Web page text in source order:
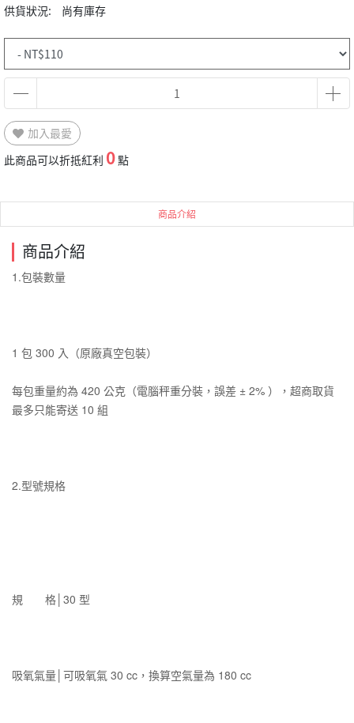
供貨狀況: 尚有庫存
加入最愛
此商品可以折抵紅利 0點
商品介紹
商品介紹
1.包裝數量
1 包 300 入（原廠真空包裝）
每包重量約為 420 公克（電腦秤重分裝，誤差 ± 2% ），超商取貨
最多只能寄送 10 組
2.型號規格
規　　格│30 型
吸氧氣量│可吸氧氣 30 cc，換算空氣量為 180 cc